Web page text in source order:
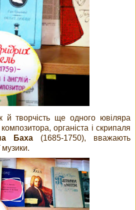
й творчість ще одного ювіляра
органіста і скрипаля
Баха (1685-1750), вважають